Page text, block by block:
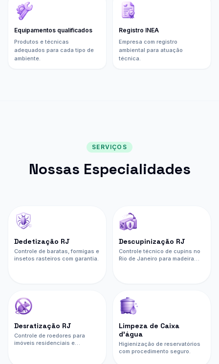
Equipamentos qualificados
Produtos e técnicas
adequados para cada tipo de
ambiente.
Registro INEA
Empresa com registro
ambiental para atuação
técnica.
SERVIÇOS
Nossas Especialidades
Dedetização RJ
Controle de baratas, formigas e
insetos rasteiros com garantia.
Descupinização RJ
Controle técnico de cupins no
Rio de Janeiro para madeira
Desratização RJ
Controle de roedores para
imóveis residenciais e
Limpeza de Caixa
d’água
Higienização de reservatórios
com procedimento seguro.